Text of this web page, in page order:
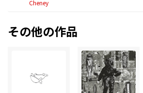
Cheney
その他の作品